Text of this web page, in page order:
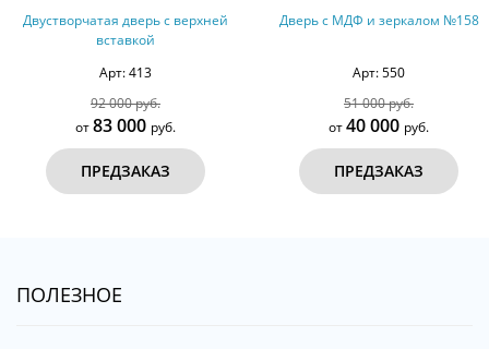
Двустворчатая дверь с верхней
вставкой
Арт: 413
92 000 руб.
от83 000 руб.
ПРЕДЗАКАЗ
Дверь с МДФ и зеркалом №158
Арт: 550
51 000 руб.
от40 000 руб.
ПРЕДЗАКАЗ
ПОЛЕЗНОЕ